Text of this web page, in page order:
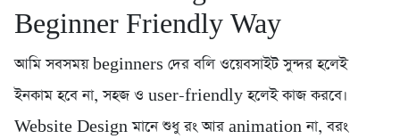
Beginner Friendly Way
আমি সবসময় beginners দের বলি ওয়েবসাইট সুন্দর হলেই
ইনকাম হবে না, সহজ ও user-friendly হলেই কাজ করবে।
Website Design মানে শুধু রং আর animation না, বরং